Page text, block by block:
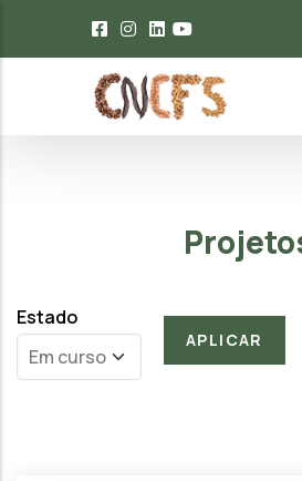
Passar para o conteúdo principal
Estado